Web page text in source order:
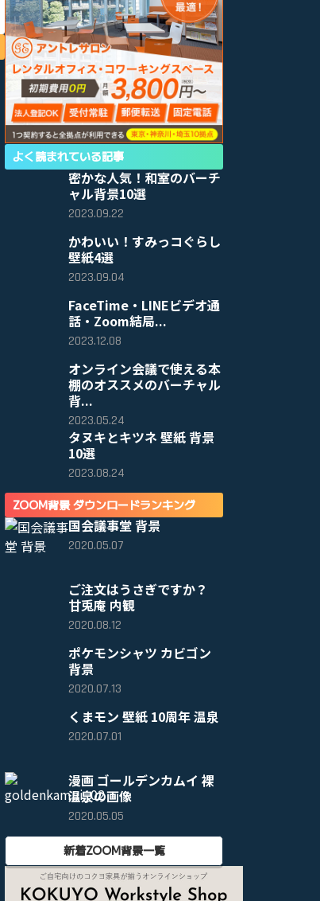
よく読まれている記事
密かな人気！和室のバーチ
ャル背景10選
2023.09.22
かわいい！すみっコぐらし
壁紙4選
2023.09.04
FaceTime・LINEビデオ通
話・Zoom結局...
2023.12.08
オンライン会議で使える本
棚のオススメのバーチャル
背...
2023.05.24
タヌキとキツネ 壁紙 背景
10選
2023.08.24
ZOOM背景 ダウンロードランキング
国会議事堂 背景
2020.05.07
ご注文はうさぎですか？
甘兎庵 内観
2020.08.12
ポケモンシャツ カビゴン
背景
2020.07.13
くまモン 壁紙 10周年 温泉
2020.07.01
漫画 ゴールデンカムイ 裸
温泉の画像
2020.05.05
新着ZOOM背景一覧